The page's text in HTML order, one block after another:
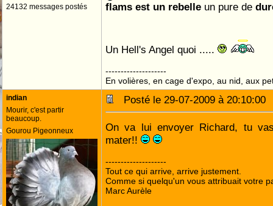
24132 messages postés
flams est un rebelle un pure de
Un Hell's Angel quoi .....
--------------------
En volières, en cage d'expo, au nid, aux
indian
Mourir, c'est partir
beaucoup.
Gourou Pigeonneux
Posté le 29-07-2009 à
On va lui envoyer Richard, tu
mater!!
--------------------
Tout ce qui arrive, arrive justement.
Comme si quelqu'un vous attribuait votre
Marc Aurèle